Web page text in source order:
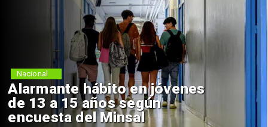
Alarmante hábito en jóvenes
de 13 a 15 años según
encuesta del Minsal
Nacional